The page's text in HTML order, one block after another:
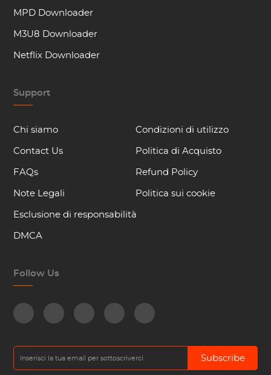
MPD Downloader
M3U8 Downloader
Netflix Downloader
Support
Chi siamo
Contact Us
FAQs
Note Legali
Esclusione di responsabilità
DMCA
Condizioni di utilizzo
Politica di Acquisto
Refund Policy
Politica sui cookie
Follow Us
Subscribe